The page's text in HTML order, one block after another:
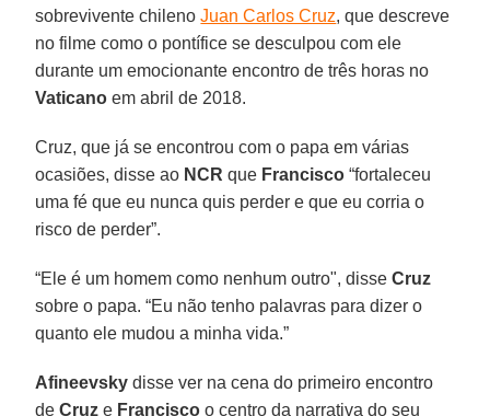
sobrevivente chilenoJuan Carlos Cruz, que descreve
no filme como o pontífice se desculpou com ele
durante um emocionante encontro de três horas no
Vaticano em abril de 2018.
Cruz, que já se encontrou com o papa em várias
ocasiões, disse ao NCR que Francisco “fortaleceu
uma fé que eu nunca quis perder e que eu corria o
risco de perder”.
“Ele é um homem como nenhum outro", disseCruz
sobre o papa. “Eu não tenho palavras para dizer o
quanto ele mudou a minha vida.”
Afineevsky disse ver na cena do primeiro encontro
deCruz e Francisco o centro da narrativa do seu